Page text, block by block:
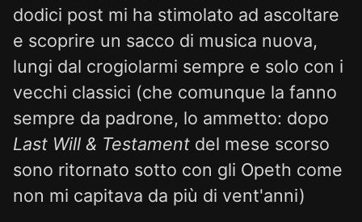
dodici post mi ha stimolato ad ascoltare
e scoprire un sacco di musica nuova,
lungi dal crogiolarmi sempre e solo con i
vecchi classici (che comunque la fanno
sempre da padrone, lo ammetto: dopo
Last Will & Testament del mese scorso
sono ritornato sotto con gli Opeth come
non mi capitava da più di vent'anni)